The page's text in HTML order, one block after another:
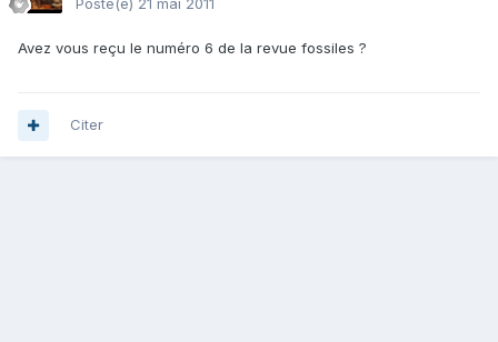
Posté(e) 21 mai 2011
Avez vous reçu le numéro 6 de la revue fossiles ?
Citer